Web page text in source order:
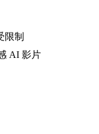
限制
AI 影片